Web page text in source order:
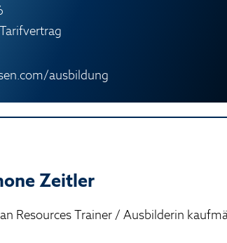
ausbildung
Zeitler
Resources Trainer / Ausbilderin